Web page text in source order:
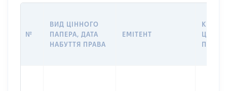
№
ВИД ЦІННОГО
ПАПЕРА, ДАТА
НАБУТТЯ ПРАВА
ЕМІТЕНТ